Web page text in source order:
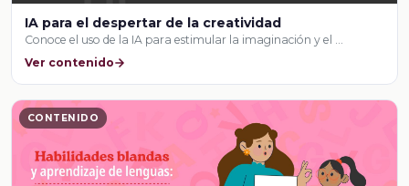
IA para el despertar de la creatividad
Conoce el uso de la IA para estimular la imaginación y el …
Ver contenido
CONTENIDO